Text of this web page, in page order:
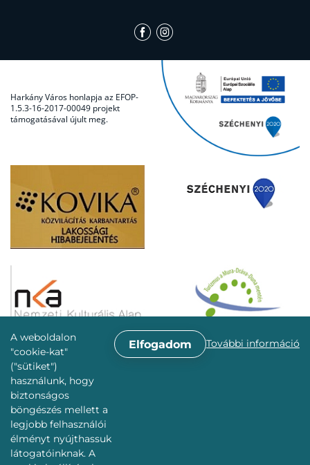
A weboldalon
"cookie-kat"
("sütiket")
használunk, hogy
biztonságos
böngészés mellett a
legjobb felhasználói
élményt nyújthassuk
látogatóinknak. A
Elfogadom További információ
Harkány Város honlapja az EFOP-
1.5.3-16-2017-00049 projekt
támogatásával újult meg.